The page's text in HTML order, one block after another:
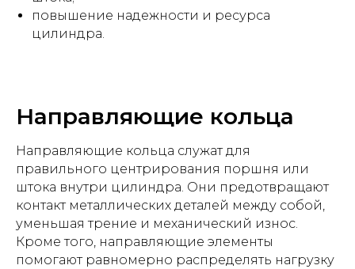
повышение надежности и ресурса
цилиндра.
Направляющие кольца
Направляющие кольца служат для
правильного центрирования поршня или
штока внутри цилиндра. Они предотвращают
контакт металлических деталей между собой,
уменьшая трение и механический износ.
Кроме того, направляющие элементы
помогают равномерно распределять нагрузку